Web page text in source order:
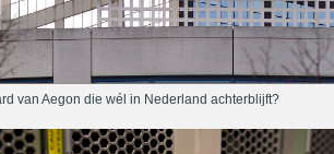
van Aegon die wél in Nederland achterblijft?